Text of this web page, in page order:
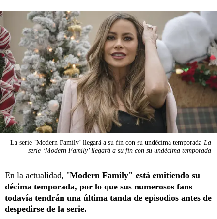
La serie ‘Modern Family’ llegará a su fin con su undécima temporada La
serie ‘Modern Family’ llegará a su fin con su undécima temporada
En la actualidad, "Modern Family" está emitiendo su
décima temporada, por lo que sus numerosos fans
todavía tendrán una última tanda de episodios antes de
despedirse de la serie.